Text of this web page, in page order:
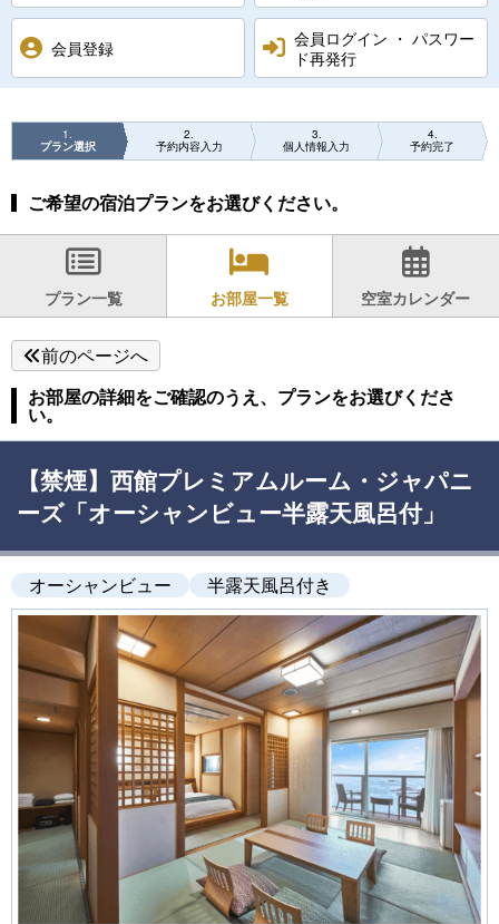
会員登録
会員ログイン ・ パスワー
ド再発行
1
プラン選択
2
予約内容入力
3
個人情報入力
4
予約完了
ご希望の宿泊プランをお選びください。
プラン一覧 お部屋一覧 空室カレンダー
前のページへ
お部屋の詳細をご確認のうえ、プランをお選びくださ
い。
【禁煙】西館プレミアムルーム・ジャパニ
ーズ「オーシャンビュー半露天風呂付」
オーシャンビュー 半露天風呂付き